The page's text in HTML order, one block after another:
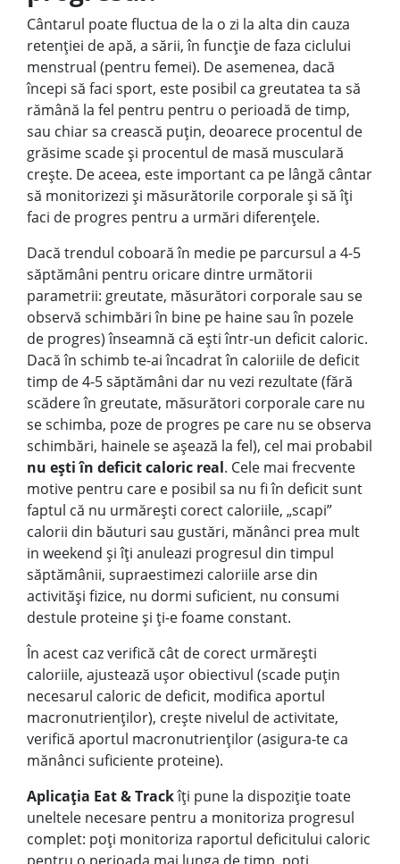
Cântarul poate fluctua de la o zi la alta din cauza
retenției de apă, a sării, în funcție de faza ciclului
menstrual (pentru femei). De asemenea, dacă
începi să faci sport, este posibil ca greutatea ta să
rămână la fel pentru pentru o perioadă de timp,
sau chiar sa crească puțin, deoarece procentul de
grăsime scade și procentul de masă musculară
crește. De aceea, este important ca pe lângă cântar
să monitorizezi și măsurătorile corporale și să îți
faci de progres pentru a urmări diferențele.
Dacă trendul coboară în medie pe parcursul a 4-5
săptămâni pentru oricare dintre următorii
parametrii: greutate, măsurători corporale sau se
observă schimbări în bine pe haine sau în pozele
de progres) înseamnă că ești într-un deficit caloric.
Dacă în schimb te-ai încadrat în caloriile de deficit
timp de 4-5 săptămâni dar nu vezi rezultate (fără
scădere în greutate, măsurători corporale care nu
se schimba, poze de progres pe care nu se observa
schimbări, hainele se așează la fel), cel mai probabil
nu ești în deficit caloric real. Cele mai frecvente
motive pentru care e posibil sa nu fi în deficit sunt
faptul că nu urmărești corect caloriile, „scapi”
calorii din băuturi sau gustări, mănânci prea mult
in weekend și îți anuleazi progresul din timpul
săptămânii, supraestimezi caloriile arse din
activităși fizice, nu dormi suficient, nu consumi
destule proteine și ți-e foame constant.
În acest caz verifică cât de corect urmărești
caloriile, ajustează ușor obiectivul (scade puțin
necesarul caloric de deficit, modifica aportul
macronutrienților), crește nivelul de activitate,
verifică aportul macronutrienților (asigura-te ca
mănânci suficiente proteine).
Aplicația Eat & Trackîți pune la dispoziție toate
uneltele necesare pentru a monitoriza progresul
complet: poți monitoriza raportul deficitului caloric